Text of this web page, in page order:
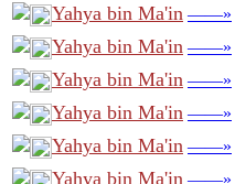
Yahya bin Ma'in ——»
Yahya bin Ma'in ——»
Yahya bin Ma'in ——»
Yahya bin Ma'in ——»
Yahya bin Ma'in ——»
Yahya bin Ma'in ——»